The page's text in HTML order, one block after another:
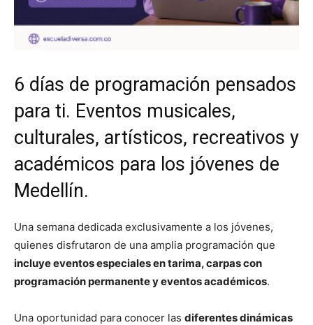
6 días de programación pensados
para ti. Eventos musicales,
culturales, artísticos, recreativos y
académicos para los jóvenes de
Medellín.
Una semana dedicada exclusivamente a los jóvenes,
quienes disfrutaron de una amplia programación que
incluye eventos especiales en tarima, carpas con
programación permanente y eventos académicos.
Una oportunidad para conocer las diferentes dinámicas